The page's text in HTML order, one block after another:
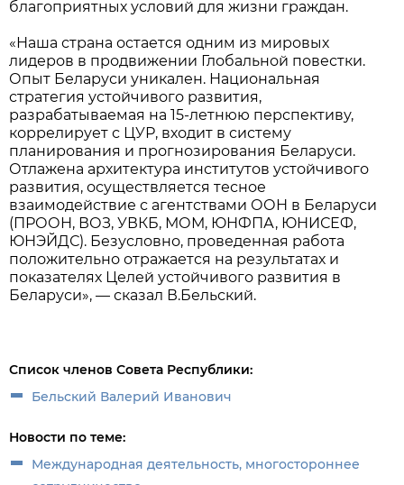
благоприятных условий для жизни граждан.
«Наша страна остается одним из мировых
лидеров в продвижении Глобальной повестки.
Опыт Беларуси уникален. Национальная
стратегия устойчивого развития,
разрабатываемая на 15-летнюю перспективу,
коррелирует с ЦУР, входит в систему
планирования и прогнозирования Беларуси.
Отлажена архитектура институтов устойчивого
развития, осуществляется тесное
взаимодействие с агентствами ООН в Беларуси
(ПРООН, ВОЗ, УВКБ, МОМ, ЮНФПА, ЮНИСЕФ,
ЮНЭЙДС). Безусловно, проведенная работа
положительно отражается на результатах и
показателях Целей устойчивого развития в
Беларуси», — сказал В.Бельский.
Список членов Совета Республики:
Бельский Валерий Иванович
Новости по теме:
Международная деятельность, многостороннее